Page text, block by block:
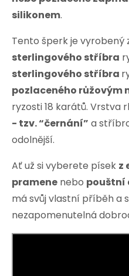
silikonem.
Tento šperk je vyrobený
sterlingového stříbra
sterlingového stříbra
pozlaceného růžovým
ryzosti 18 karátů. Vrstva
- tzv. “černání” a
odolnější.
Ať už si vyberete písek z
pramene nebo pouštní
má svůj vlastní příběh a
nezapomenutelná